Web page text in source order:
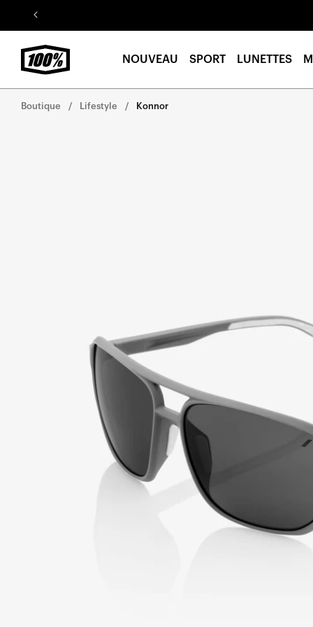
Aller au
contenu
NOUVEAU SPORT LUNETTES
Boutique Lifestyle Konnor